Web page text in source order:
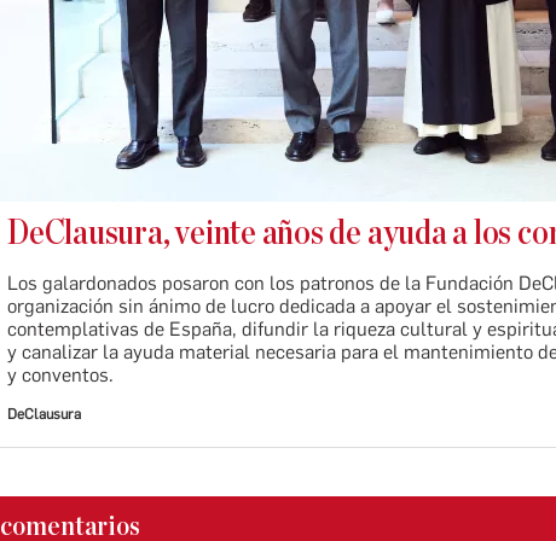
DeClausura, veinte años de ayuda a los
Los galardonados posaron con los patronos de la Fundación
organización sin ánimo de lucro dedicada a apoyar el
contemplativas de España, difundir la riqueza cultural y
y canalizar la ayuda material necesaria para el mantenimiento
y conventos.
DeClausura
comentarios